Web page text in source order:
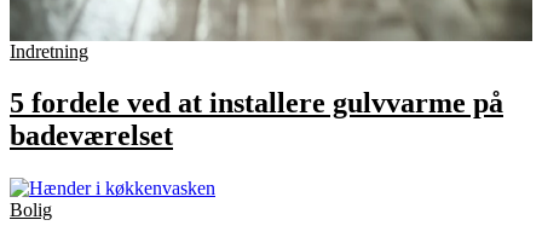
Indretning
5 fordele ved at installere gulvvarme på
badeværelset
Bolig